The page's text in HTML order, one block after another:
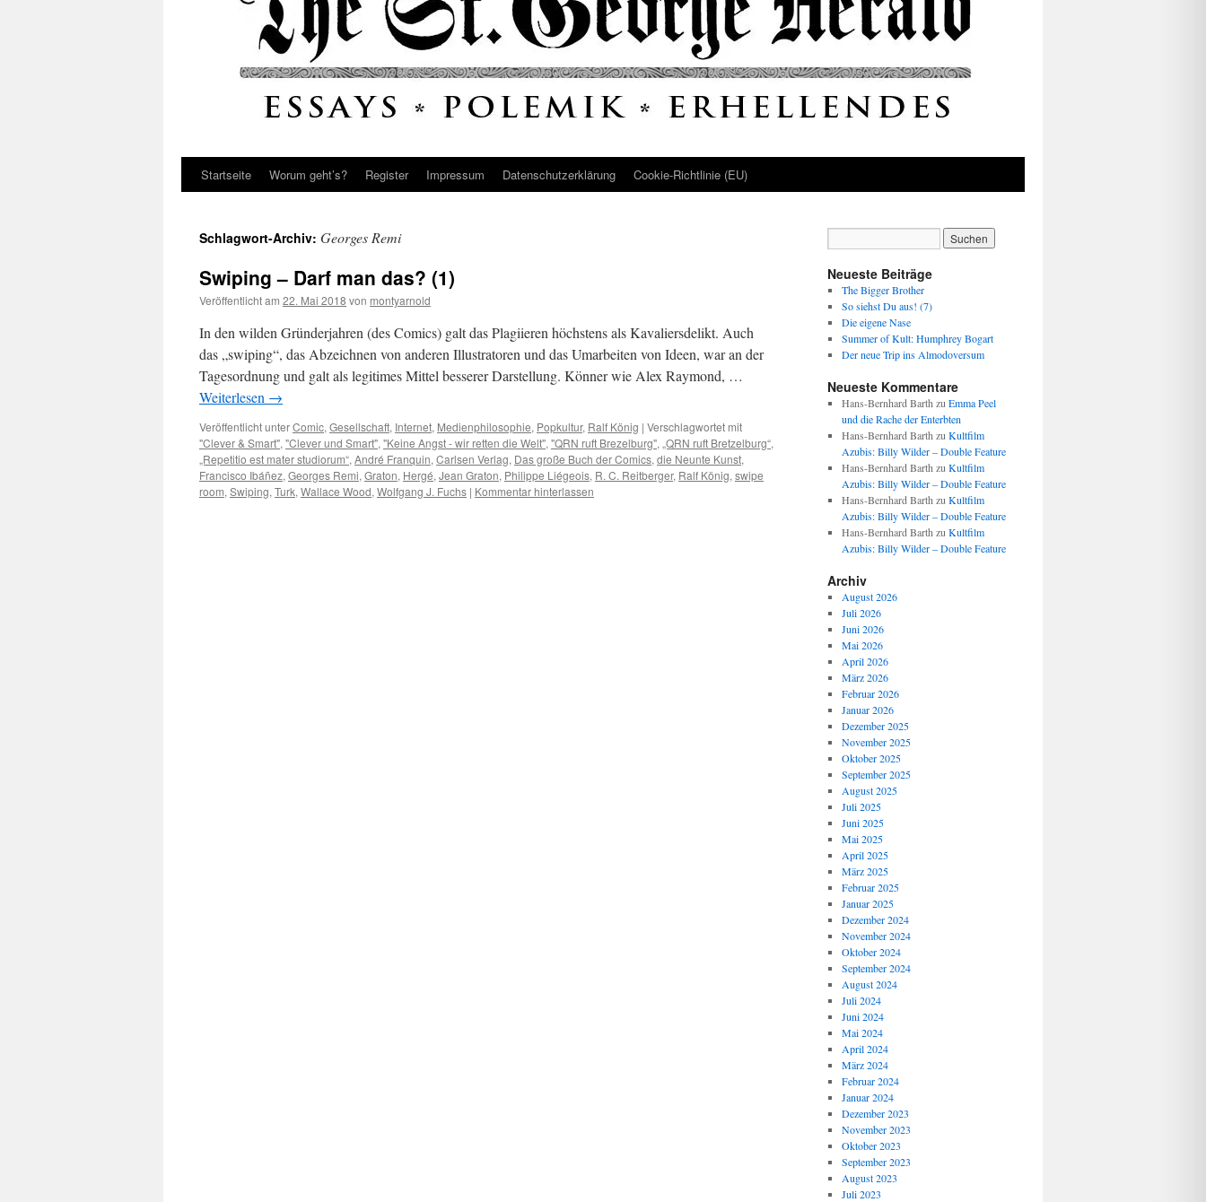
Startseite Worum geht’s? Register Impressum Datenschutz­erklärung Cookie-Richtlinie (EU)
Schlagwort-Archiv: Georges Remi
Swiping – Darf man das? (1)
Veröffentlicht am 22. Mai 2018 von montyarnold
In den wilden Gründerjahren (des Comics) galt das Plagiieren höchstens als Kavaliersdelikt. Auch
das „swiping“, das Abzeichnen von anderen Illustratoren und das Umarbeiten von Ideen, war an der
Tagesordnung und galt als legitimes Mittel besserer Darstellung. Könner wie Alex Raymond, …
Weiterlesen →
Veröffentlicht unterComic, Gesellschaft, Internet, Medienphilosophie, Popkultur, Ralf König | Verschlagwortet mit
"Clever & Smart", "Clever und Smart", "Keine Angst - wir retten die Welt", "QRN ruft Brezelburg", „QRN ruft Bretzelburg“,
„Repetitio est mater studiorum“, André Franquin, Carlsen Verlag, Das große Buch der Comics, die Neunte Kunst,
Francisco Ibáñez, Georges Remi, Graton, Hergé, Jean Graton, Philippe Liégeois, R. C. Reitberger, Ralf König, swipe
room, Swiping, Turk, Wallace Wood, Wolfgang J. Fuchs | Kommentar hinterlassen
Neueste Beiträge
The Bigger Brother
So siehst Du aus! (7)
Die eigene Nase
Summer of Kult: Humphrey Bogart
Der neue Trip ins Almodoversum
Neueste Kommentare
Hans-Bernhard Barth zu Emma Peel
und die Rache der Enterbten
Hans-Bernhard Barth zu Kultfilm
Azubis: Billy Wilder – Double Feature
Hans-Bernhard Barth zu Kultfilm
Azubis: Billy Wilder – Double Feature
Hans-Bernhard Barth zu Kultfilm
Azubis: Billy Wilder – Double Feature
Hans-Bernhard Barth zu Kultfilm
Azubis: Billy Wilder – Double Feature
Archiv
August 2026
Juli 2026
Juni 2026
Mai 2026
April 2026
März 2026
Februar 2026
Januar 2026
Dezember 2025
November 2025
Oktober 2025
September 2025
August 2025
Juli 2025
Juni 2025
Mai 2025
April 2025
März 2025
Februar 2025
Januar 2025
Dezember 2024
November 2024
Oktober 2024
September 2024
August 2024
Juli 2024
Juni 2024
Mai 2024
April 2024
März 2024
Februar 2024
Januar 2024
Dezember 2023
November 2023
Oktober 2023
September 2023
August 2023
Juli 2023